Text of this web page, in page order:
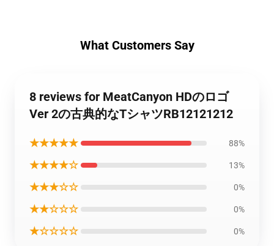
What Customers Say
8 reviews for MeatCanyon HDのロゴ
Ver 2の古典的なTシャツRB12121212
★★★★★ 88%
★★★★☆ 13%
★★★☆☆ 0%
★★☆☆☆ 0%
★☆☆☆☆ 0%